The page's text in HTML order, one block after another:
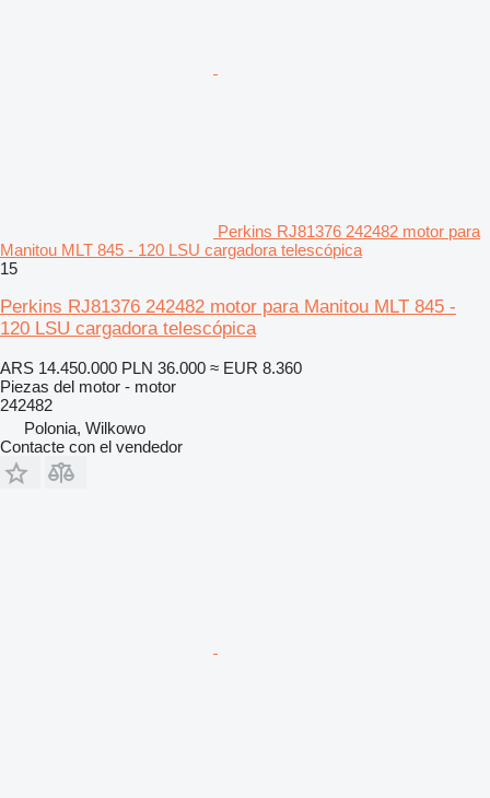
Perkins RJ81376 242482 motor para
Manitou MLT 845 - 120 LSU cargadora telescópica
15
Perkins RJ81376 242482 motor para Manitou MLT 845 -
120 LSU cargadora telescópica
ARS 14.450.000 PLN 36.000 ≈ EUR 8.360
Piezas del motor - motor
242482
Polonia, Wilkowo
Contacte con el vendedor